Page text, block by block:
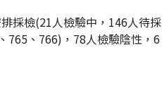
採檢(21人檢驗中，146人待採
765、766)，78人檢驗陰性，6